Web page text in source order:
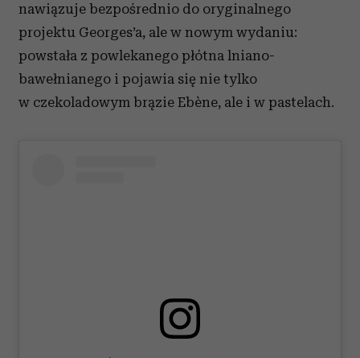
nawiązuje bezpośrednio do oryginalnego
projektu Georges’a, ale w nowym wydaniu:
powstała z powlekanego płótna lniano-
bawełnianego i pojawia się nie tylko
w czekoladowym brązie Ebène, ale i w pastelach.